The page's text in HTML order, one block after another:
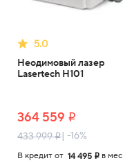
5.0
Неодимовый лазер
Lasertech H101
364 559 i
433 999i| -16%
В кредит от 14 495 i в мес